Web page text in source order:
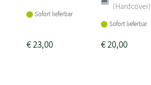
Sofort lieferbar
€23,00
(Hardcover)
Sofort lieferbar
€20,00